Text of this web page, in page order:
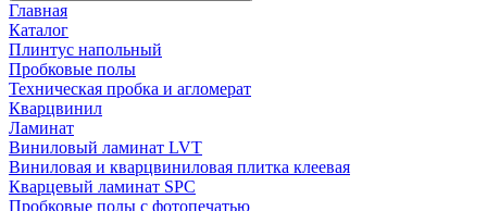
Главная
Каталог
Плинтус напольный
Пробковые полы
Техническая пробка и агломерат
Кварцвинил
Ламинат
Виниловый ламинат LVT
Виниловая и кварцвиниловая плитка клеевая
Кварцевый ламинат SPC
Пробковые полы с фотопечатью